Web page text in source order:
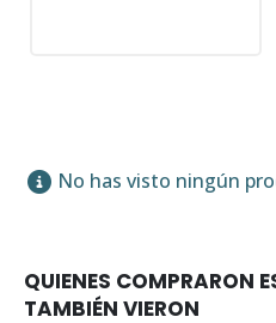
No has visto ningún